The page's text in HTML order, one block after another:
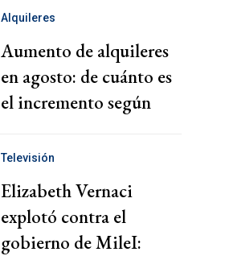
Alquileres
Aumento de alquileres
en agosto: de cuánto es
el incremento según
Televisión
Elizabeth Vernaci
explotó contra el
gobierno de MileI: